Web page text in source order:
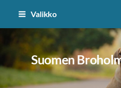
Siirry
sisältöön
Valikko
Suomen